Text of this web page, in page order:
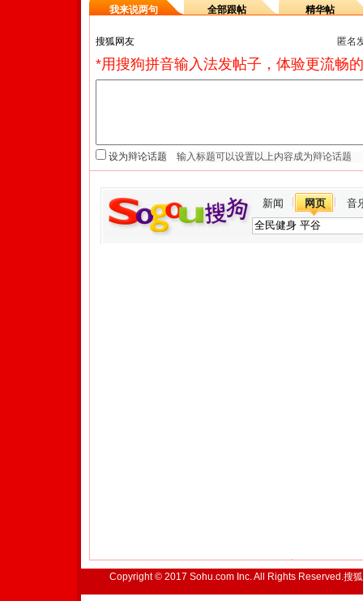
我来说两句 全部跟帖 精华帖
匿名
*用搜狗拼音输入法发帖子，体验更流畅
设为辩论话题
新闻 网页 音
Copyright © 2017 Sohu.com Inc. All Rights Reserved.搜